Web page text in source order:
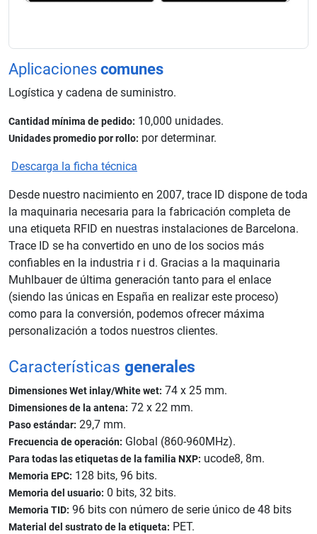
Aplicaciones comunes
Logística y cadena de suministro.
Cantidad mínima de pedido: 10,000 unidades.
Unidades promedio por rollo: por determinar.
Descarga la ficha técnica
Desde nuestro nacimiento en 2007, trace ID dispone de toda
la maquinaria necesaria para la fabricación completa de
una etiqueta RFID en nuestras instalaciones de Barcelona.
Trace ID se ha convertido en uno de los socios más
confiables en la industria r i d. Gracias a la maquinaria
Muhlbauer de última generación tanto para el enlace
(siendo las únicas en España en realizar este proceso)
como para la conversión, podemos ofrecer máxima
personalización a todos nuestros clientes.
Características generales
Dimensiones Wet inlay/White wet: 74 x 25 mm.
Dimensiones de la antena: 72 x 22 mm.
Paso estándar: 29,7 mm.
Frecuencia de operación: Global (860-960MHz).
Para todas las etiquetas de la familia NXP: ucode8, 8m.
Memoria EPC: 128 bits, 96 bits.
Memoria del usuario: 0 bits, 32 bits.
Memoria TID: 96 bits con número de serie único de 48 bits
Material del sustrato de la etiqueta: PET.